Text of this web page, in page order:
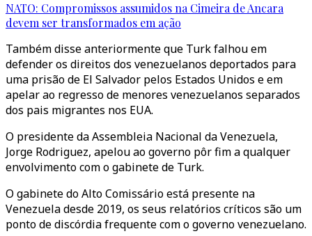
NATO: Compromissos assumidos na Cimeira de Ancara
devem ser transformados em ação
Também disse anteriormente que Turk falhou em
defender os direitos dos venezuelanos deportados para
uma prisão de El Salvador pelos Estados Unidos e em
apelar ao regresso de menores venezuelanos separados
dos pais migrantes nos EUA.
O presidente da Assembleia Nacional da Venezuela,
Jorge Rodriguez, apelou ao governo pôr fim a qualquer
envolvimento com o gabinete de Turk.
O gabinete do Alto Comissário está presente na
Venezuela desde 2019, os seus relatórios críticos são um
ponto de discórdia frequente com o governo venezuelano.